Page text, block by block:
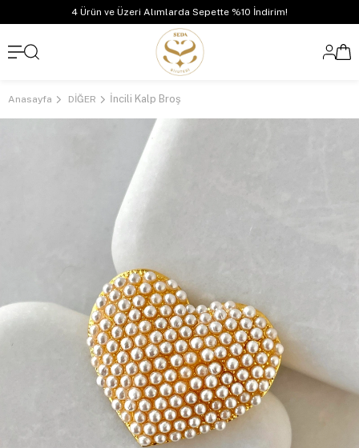
4 Ürün ve Üzeri Alımlarda Sepette %10 İndirim!
Anasayfa DİĞER İncili Kalp Broş